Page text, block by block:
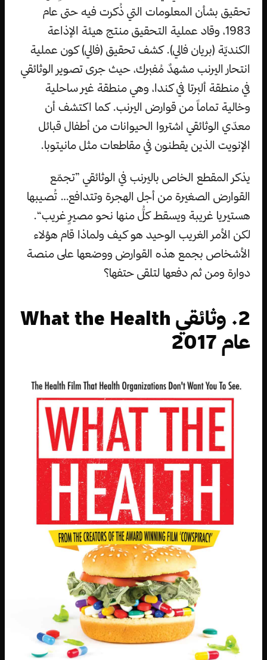
تحقيق بشأن المعلومات التي ذُكرت فيه حتى عام
1983، وقاد عملية التحقيق منتج هيئة الإذاعة
الكنديّة (بريان فالي). كشف تحقيق (فالي) كون عملية
انتحار اليرنب مشهدٌ مُفبرك، حيث جرى تصوير الوثائقي
في منطقة ألبرتا في كندا، وهي منطقة غير ساحلية
وخالية تماماً من قوارض اليرنب. كما اكتشف أن
معدّي الوثائقي اشتروا الحيوانات من أطفال قبائل
الإنويت الذين يقطنون في مقاطعات مثل مانيتوبا.
يذكر المقطع الخاص باليرنب في الوثائقي ”تجمّع
القوارض الصغيرة من أجل الهجرة وتتدافع… تُصيبها
هستيريا غريبة ويسقط كلُّ منها نحو مصيرٍ غريب“.
لكن الأمر الغريب الوحيد هو كيف ولماذا قام هؤلاء
الأشخاص بجمع هذه القوارض ووضعها على منصة
دوارة ومن ثم دفعها لتلقى حتفها؟
2. وثائقي What the Health
عام 2017